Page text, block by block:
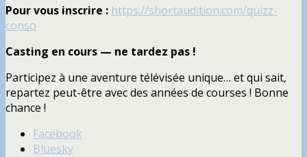
Pour vous inscrire : https://shortaudition.com/quizz-
conso
Casting en cours — ne tardez pas !
Participez à une aventure télévisée unique… et qui sait,
repartez peut-être avec des années de courses ! Bonne
chance !
PartagerFacebook
Bluesky